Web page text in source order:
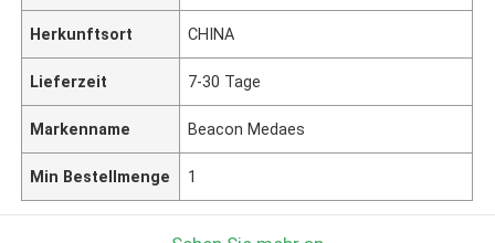
Herkunftsort CHINA
Lieferzeit 7-30 Tage
Markenname Beacon Medaes
Min Bestellmenge 1